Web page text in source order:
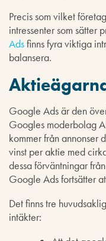
Precis som vilket
intressenter som sätter
Adsfinns fyra viktiga
balansera.
Google Ads är den
Googles moderbolag
kommer från annonser
vinst per aktie med
dessa förväntningar
Google Ads fortsätter
Det finns tre
intäkter: